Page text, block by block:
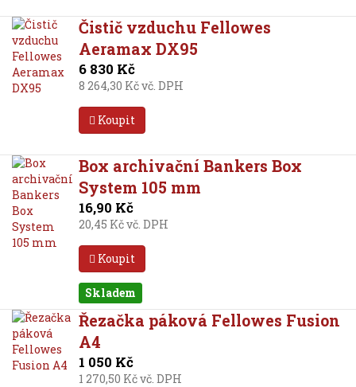
Čistič vzduchu Fellowes
Aeramax DX95
6 830 Kč
8 264,30 Kč vč. DPH
Koupit
Box archivační Bankers Box
System 105 mm
16,90 Kč
20,45 Kč vč. DPH
Koupit
Skladem
Řezačka páková Fellowes Fusion
A4
1 050 Kč
1 270,50 Kč vč. DPH